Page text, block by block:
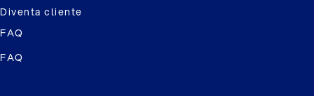
Diventa cliente
FAQ
FAQ